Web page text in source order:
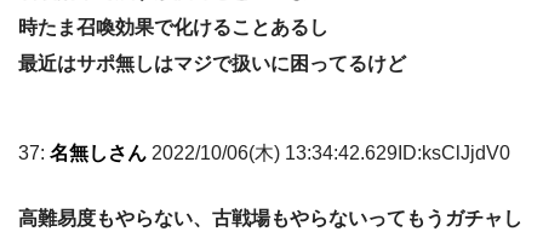
時たま召喚効果で化けることあるし
最近はサポ無しはマジで扱いに困ってるけど
37: 名無しさん 2022/10/06(木) 13:34:42.629ID:ksClJjdV0
高難易度もやらない、古戦場もやらないってもうガチャし